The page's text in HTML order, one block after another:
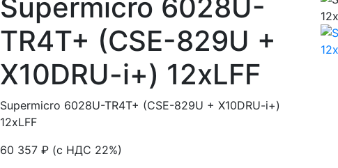
Supermicro 6028U-
TR4T+ (CSE-829U +
X10DRU-i+) 12xLFF
Supermicro 6028U-TR4T+ (CSE-829U + X10DRU-i+)
12xLFF
60 357 ₽ (с НДС 22%)